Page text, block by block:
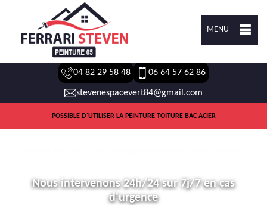
MENU
04 82 29 58 48 06 64 57 62 86
stevenespacevert84@gmail.com
POSSIBLE D'UTILISER LA PEINTURE TOITURE BAC ACIER
Nous intervenons 24h/24 sur 7j/7 en cas
d'urgence